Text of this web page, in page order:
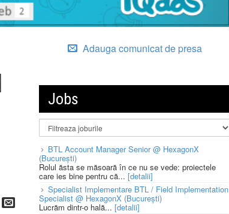
Adauga comunicat de presa
Jobs
BTL Account Manager Senior @ HexagonX
(București)
Rolul ăsta se măsoară în ce nu se vede: proiectele
care ies bine pentru că... [detalii]
Specialist Implementare BTL / Field Implementation
Specialist @ HexagonX (București)
Lucrăm dintr-o hală... [detalii]